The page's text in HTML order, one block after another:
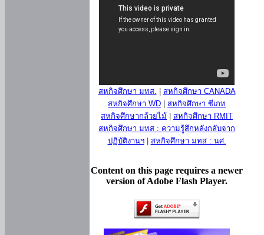
สหกิจศึกษา มทส.
สหกิจศึกษา CANADA
สหกิจศึกษา WD
สหกิจศึกษา ซีเกท
สหกิจศึกษากล้วยไม้
สหกิจศึกษา RMIT
สหกิจศึกษา มทส : ความรู้สึกหลังกลับจาก
ปฏิบัติงานฯ| สหกิจศึกษา มทส : นศ.
Content on this page requires a newer
version of Adobe Flash Player.